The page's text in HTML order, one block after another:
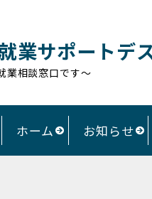
業サポートデ
業相談窓口です～
ホーム お知らせ